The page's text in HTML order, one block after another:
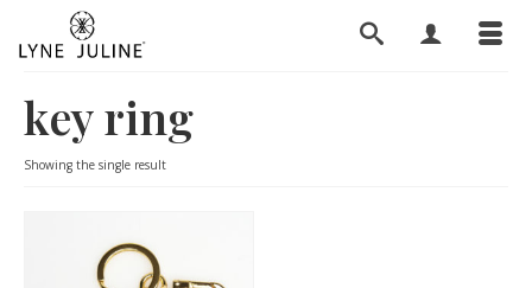
key ring
Showing the single result